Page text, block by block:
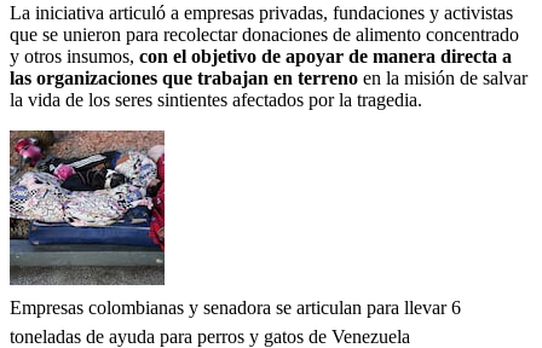
La iniciativa articuló a empresas privadas, fundaciones y activistas
que se unieron para recolectar donaciones de alimento concentrado
y otros insumos, con el objetivo de apoyar de manera directa a
las organizaciones que trabajan en terreno en la misión de salvar
la vida de los seres sintientes afectados por la tragedia.
Empresas colombianas y senadora se articulan para llevar 6
toneladas de ayuda para perros y gatos de Venezuela